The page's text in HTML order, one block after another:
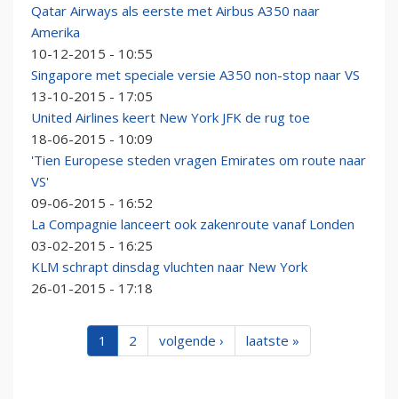
Qatar Airways als eerste met Airbus A350 naar
Amerika
10-12-2015 - 10:55
Singapore met speciale versie A350 non-stop naar VS
13-10-2015 - 17:05
United Airlines keert New York JFK de rug toe
18-06-2015 - 10:09
'Tien Europese steden vragen Emirates om route naar
VS'
09-06-2015 - 16:52
La Compagnie lanceert ook zakenroute vanaf Londen
03-02-2015 - 16:25
KLM schrapt dinsdag vluchten naar New York
26-01-2015 - 17:18
1 2 volgende › laatste »